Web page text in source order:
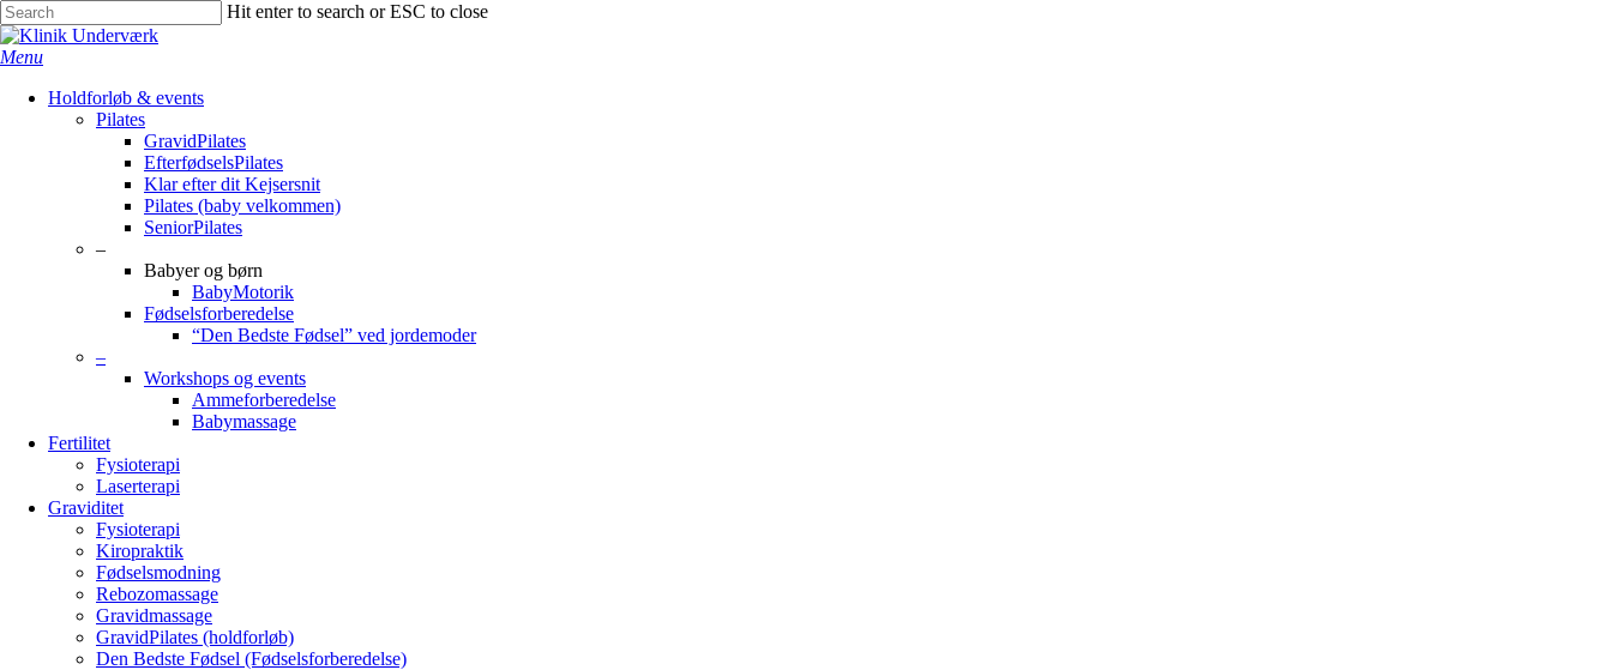
Skip
to
main
Hit enter to search or ESC to close
Close
Search
search
Menu
Holdforløb & events
Pilates
GravidPilates
EfterfødselsPilates
Klar efter dit Kejsersnit
Pilates (baby velkommen)
SeniorPilates
–
Babyer og børn
BabyMotorik
Fødselsforberedelse
“Den Bedste Fødsel” ved jordemoder
–
Workshops og events
Ammeforberedelse
Babymassage
Fertilitet
Fysioterapi
Laserterapi
Graviditet
Fysioterapi
Kiropraktik
Fødselsmodning
Rebozomassage
Gravidmassage
GravidPilates (holdforløb)
Den Bedste Fødsel (Fødselsforberedelse)